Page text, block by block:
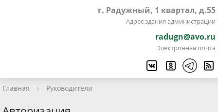
г. Радужный, 1 квартал, д.55
Адрес здания администрации
radugn@avo.ru
Электронная почта
Главная › Руководители